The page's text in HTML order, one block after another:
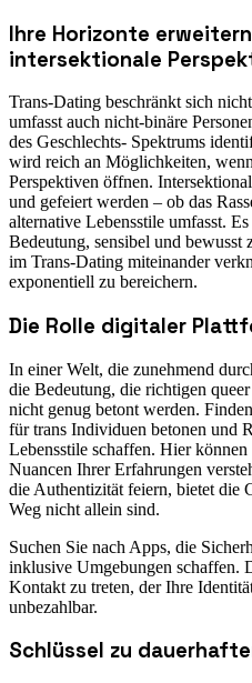
Ihre Horizonte
intersektionale
Trans-Dating beschränkt sich
umfasst auch nicht-binäre
des Geschlechts- Spektrums
wird reich an Möglichkeiten,
Perspektiven öffnen.
und gefeiert werden – ob das
alternative Lebensstile umfasst.
Bedeutung, sensibel und bewusst
im Trans-Dating miteinander
exponentiell zu bereichern.
Die Rolle digitaler
In einer Welt, die zunehmend
die Bedeutung, die richtigen
nicht genug betont werden.
für trans Individuen betonen und
Lebensstile schaffen. Hier
Nuancen Ihrer Erfahrungen
die Authentizität feiern, bietet die
Weg nicht allein sind.
Suchen Sie nach Apps, die
inklusive Umgebungen schaffen.
Kontakt zu treten, der Ihre
unbezahlbar.
Schlüssel zu